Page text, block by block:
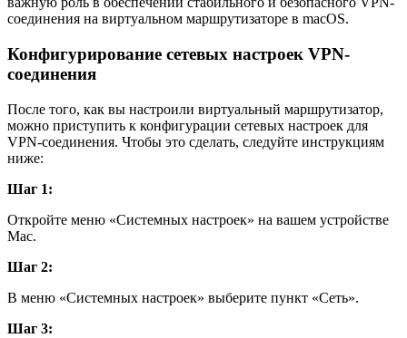
соединения на виртуальном маршрутизаторе в macOS.
Конфигурирование сетевых настроек VPN-
соединения
После того, как вы настроили виртуальный маршрутизатор,
можно приступить к конфигурации сетевых настроек для
VPN-соединения. Чтобы это сделать, следуйте инструкциям
ниже:
Шаг 1:
Откройте меню «Системных настроек» на вашем устройстве
Mac.
Шаг 2:
В меню «Системных настроек» выберите пункт «Сеть».
Шаг 3: